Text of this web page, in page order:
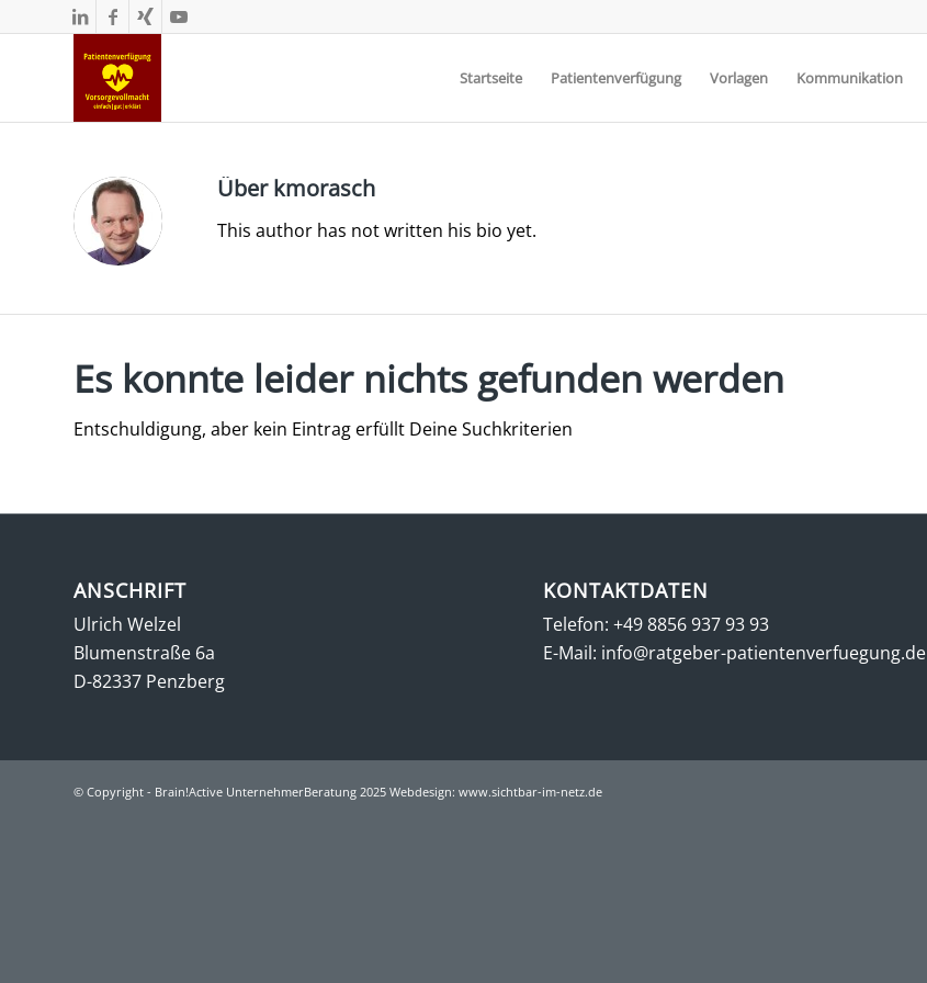
Startseite Patientenverfügung Vorlagen Kommunikation
Überkmorasch
This author has not written his bio yet.
Es konnte leider nichts gefunden werden
Entschuldigung, aber kein Eintrag erfüllt Deine Suchkriterien
ANSCHRIFT
Ulrich Welzel
Blumenstraße 6a
D-82337 Penzberg
KONTAKTDATEN
Telefon: +49 8856 937 93 93
E-Mail: info@ratgeber-patientenverfuegung.de
© Copyright - Brain!Active UnternehmerBeratung 2025 Webdesign: www.sichtbar-im-netz.de